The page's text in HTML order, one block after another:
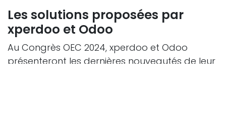
Les solutions proposées par
xperdoo et Odoo
Au Congrès OEC 2024, xperdoo et Odoo
présenteront les dernières nouveautés de leur